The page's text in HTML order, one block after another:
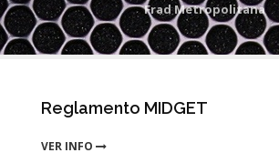
Frad Metropolitana
Reglamento MIDGET
VER INFO